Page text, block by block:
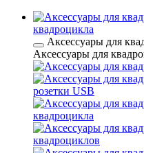
квадроцикла
Аксессуары для
Аксессуары для
розетки USB
квадроцикла
квадроциклов